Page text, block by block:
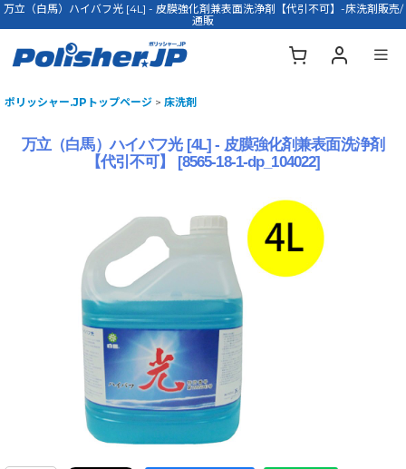
万立（白馬）ハイバフ光 [4L] - 皮膜強化剤兼表面洗浄剤【代引不可】-床洗剤販売/
通販
ポリッシャー.JPトップページ > 床洗剤
万立（白馬）ハイバフ光 [4L] - 皮膜強化剤兼表面洗浄剤
【代引不可】
[8565-18-1-dp_104022]